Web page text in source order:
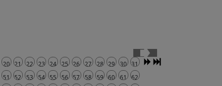
20 21 22 23 24 25 26 27 28 29 30
31
51 52 53 54 55 56 57 58 59 60 61
62